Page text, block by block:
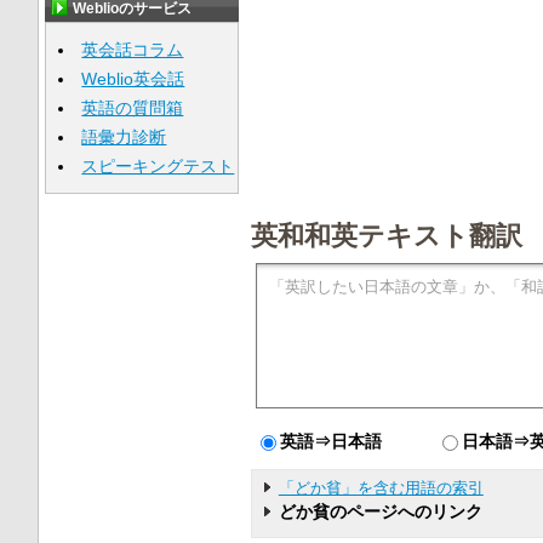
英和和英テキスト翻訳
英語⇒日本語 日本語⇒
「どか貧」を含む用語の索引
どか貧のページへのリンク
Weblioのサービス
英会話コラム
Weblio英会話
英語の質問箱
語彙力診断
スピーキングテスト